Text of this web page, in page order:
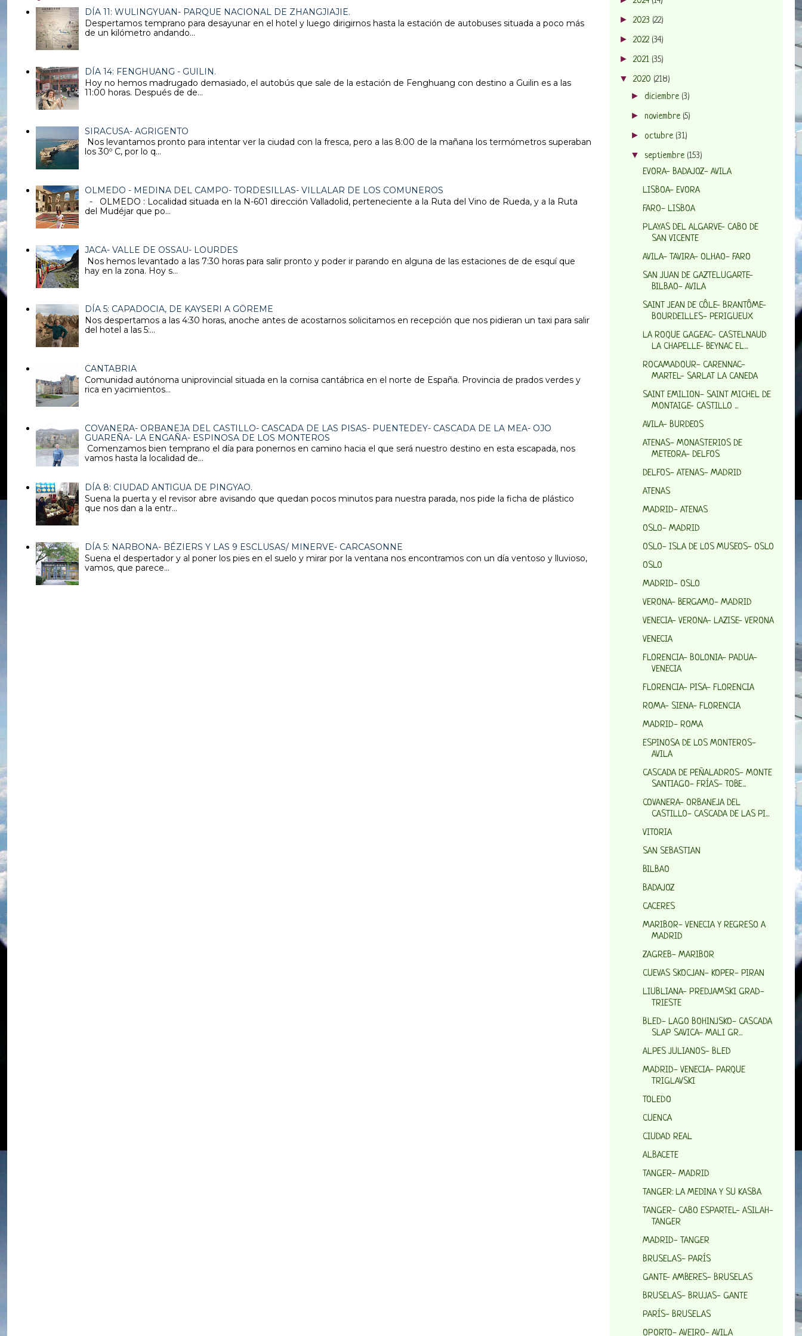
DÍA 11: WULINGYUAN- PARQUE NACIONAL DE ZHANGJIAJIE.
Despertamos temprano para desayunar en el hotel y luego dirigirnos hasta la estación de autobuses situada a poco más
de un kilómetro andando...
DÍA 14: FENGHUANG - GUILIN.
Hoy no hemos madrugado demasiado, el autobús que sale de la estación de Fenghuang con destino a Guilin es a las
11:00 horas. Después de de...
SIRACUSA- AGRIGENTO
Nos levantamos pronto para intentar ver la ciudad con la fresca, pero a las 8:00 de la mañana los termómetros superaban
los 30º C, por lo q...
OLMEDO - MEDINA DEL CAMPO- TORDESILLAS- VILLALAR DE LOS COMUNEROS
- OLMEDO : Localidad situada en la N-601 dirección Valladolid, perteneciente a la Ruta del Vino de Rueda, y a la Ruta
del Mudéjar que po...
JACA- VALLE DE OSSAU- LOURDES
Nos hemos levantado a las 7:30 horas para salir pronto y poder ir parando en alguna de las estaciones de de esquí que
hay en la zona. Hoy s...
DÍA 5: CAPADOCIA, DE KAYSERI A GÖREME
Nos despertamos a las 4:30 horas, anoche antes de acostarnos solicitamos en recepción que nos pidieran un taxi para salir
del hotel a las 5:...
CANTABRIA
Comunidad autónoma uniprovincial situada en la cornisa cantábrica en el norte de España. Provincia de prados verdes y
rica en yacimientos...
COVANERA- ORBANEJA DEL CASTILLO- CASCADA DE LAS PISAS- PUENTEDEY- CASCADA DE LA MEA- OJO
GUAREÑA- LA ENGAÑA- ESPINOSA DE LOS MONTEROS
Comenzamos bien temprano el día para ponernos en camino hacia el que será nuestro destino en esta escapada, nos
vamos hasta la localidad de...
DÍA 8: CIUDAD ANTIGUA DE PINGYAO.
Suena la puerta y el revisor abre avisando que quedan pocos minutos para nuestra parada, nos pide la ficha de plástico
que nos dan a la entr...
DÍA 5: NARBONA- BÉZIERS Y LAS 9 ESCLUSAS/ MINERVE- CARCASONNE
Suena el despertador y al poner los pies en el suelo y mirar por la ventana nos encontramos con un día ventoso y lluvioso,
vamos, que parece...
► 2023 (22)
► 2022 (34)
► 2021 (35)
▼ 2020 (218)
► diciembre (3)
►noviembre (5)
► octubre (31)
▼septiembre (153)
EVORA- BADAJOZ- AVILA
LISBOA- EVORA
FARO- LISBOA
PLAYAS DEL ALGARVE- CABO DE
SAN VICENTE
AVILA- TAVIRA- OLHAO- FARO
SAN JUAN DE GAZTELUGARTE-
BILBAO- AVILA
SAINT JEAN DE CÔLE- BRANTÔME-
BOURDEILLES- PERIGUEUX
LA ROQUE GAGEAC- CASTELNAUD
LA CHAPELLE- BEYNAC EL...
ROCAMADOUR- CARENNAC-
MARTEL- SARLAT LA CANEDA
SAINT EMILION- SAINT MICHEL DE
MONTAIGE- CASTILLO ...
AVILA- BURDEOS
ATENAS- MONASTERIOS DE
METEORA- DELFOS
DELFOS- ATENAS- MADRID
ATENAS
MADRID- ATENAS
OSLO- MADRID
OSLO- ISLA DE LOS MUSEOS- OSLO
OSLO
MADRID- OSLO
VERONA- BERGAMO- MADRID
VENECIA- VERONA- LAZISE- VERONA
VENECIA
FLORENCIA- BOLONIA- PADUA-
VENECIA
FLORENCIA- PISA- FLORENCIA
ROMA- SIENA- FLORENCIA
MADRID- ROMA
ESPINOSA DE LOS MONTEROS-
AVILA
CASCADA DE PEÑALADROS- MONTE
SANTIAGO- FRÍAS- TOBE...
COVANERA- ORBANEJA DEL
CASTILLO- CASCADA DE LAS PI...
VITORIA
SAN SEBASTIAN
BILBAO
BADAJOZ
CACERES
MARIBOR- VENECIA Y REGRESO A
MADRID
ZAGREB- MARIBOR
CUEVAS SKOCJAN- KOPER- PIRAN
LIUBLIANA- PREDJAMSKI GRAD-
TRIESTE
BLED- LAGO BOHINJSKO- CASCADA
SLAP SAVICA- MALI GR...
ALPES JULIANOS- BLED
MADRID- VENECIA- PARQUE
TRIGLAVSKI
TOLEDO
CUENCA
CIUDAD REAL
ALBACETE
TANGER- MADRID
TANGER: LA MEDINA Y SU KASBA
TANGER- CABO ESPARTEL- ASILAH-
TANGER
MADRID- TANGER
BRUSELAS- PARÍS
GANTE- AMBERES- BRUSELAS
BRUSELAS- BRUJAS- GANTE
PARÍS- BRUSELAS
OPORTO- AVEIRO- AVILA